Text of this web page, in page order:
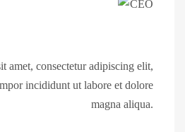
amet, consectetur adipiscing elit,
incididunt ut labore et dolore
magna aliqua.